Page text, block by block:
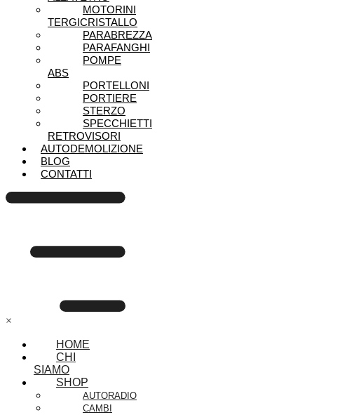
MOTORINI
TERGICRISTALLO
PARABREZZA
PARAFANGHI
POMPE
ABS
PORTELLONI
PORTIERE
STERZO
SPECCHIETTI
RETROVISORI
AUTODEMOLIZIONE
BLOG
CONTATTI
×
HOME
CHI
SIAMO
SHOP
AUTORADIO
CAMBI